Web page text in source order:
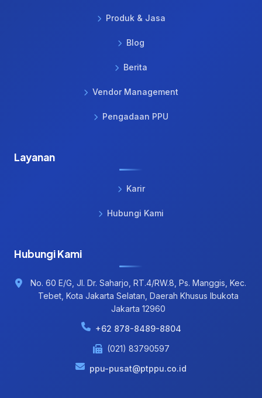
Produk & Jasa
Blog
Berita
Vendor Management
Pengadaan PPU
Layanan
Karir
Hubungi Kami
Hubungi Kami
No. 60 E/G, Jl. Dr. Saharjo, RT.4/RW.8, Ps. Manggis, Kec.
Tebet, Kota Jakarta Selatan, Daerah Khusus Ibukota
Jakarta 12960
+62 878-8489-8804
(021) 83790597
ppu-pusat@ptppu.co.id